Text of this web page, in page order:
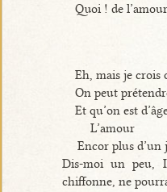
Quoi ! de
Eh, mais je crois
On peut
Et qu’on est
L’amour
Encor plus d’un
Dis-moi un peu,
chiffonne, ne